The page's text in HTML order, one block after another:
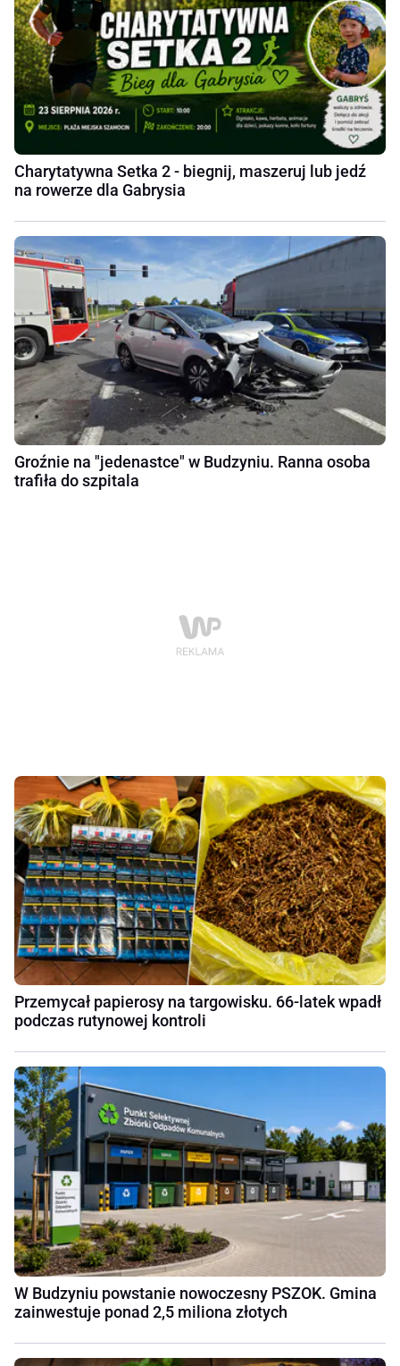
Charytatywna Setka 2 - biegnij, maszeruj lub jedź
na rowerze dla Gabrysia
Groźnie na "jedenastce" w Budzyniu. Ranna osoba
trafiła do szpitala
Przemycał papierosy na targowisku. 66-latek wpadł
podczas rutynowej kontroli
W Budzyniu powstanie nowoczesny PSZOK. Gmina
zainwestuje ponad 2,5 miliona złotych